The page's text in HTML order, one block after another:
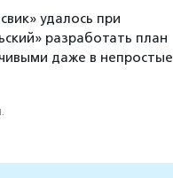
удалось при
разработать план
даже в непростые